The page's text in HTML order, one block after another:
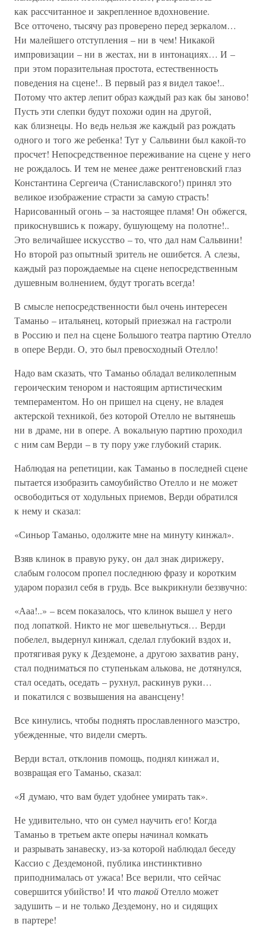
как рассчитанное и закрепленное вдохновение.
Все отточено, тысячу раз проверено перед зеркалом…
Ни малейшего отступления – ни в чем! Никакой
импровизации – ни в жестах, ни в интонациях… И –
при этом поразительная простота, естественность
поведения на сцене!.. В первый раз я видел такое!..
Потому что актер лепит образ каждый раз как бы заново!
Пусть эти слепки будут похожи один на другой,
как близнецы. Но ведь нельзя же каждый раз рождать
одного и того же ребенка! Тут у Сальвини был какой-то
просчет! Непосредственное переживание на сцене у него
не рождалось. И тем не менее даже рентгеновский глаз
Константина Сергеича (Станиславского!) принял это
великое изображение страсти за самую страсть!
Нарисованный огонь – за настоящее пламя! Он обжегся,
прикоснувшись к пожару, бушующему на полотне!..
Это величайшее искусство – то, что дал нам Сальвини!
Но второй раз опытный зритель не ошибется. А слезы,
каждый раз порождаемые на сцене непосредственным
душевным волнением, будут трогать всегда!
В смысле непосредственности был очень интересен
Таманьо – итальянец, который приезжал на гастроли
в Россию и пел на сцене Большого театра партию Отелло
в опере Верди. О, это был превосходный Отелло!
Надо вам сказать, что Таманьо обладал великолепным
героическим тенором и настоящим артистическим
темпераментом. Но он пришел на сцену, не владея
актерской техникой, без которой Отелло не вытянешь
ни в драме, ни в опере. А вокальную партию проходил
с ним сам Верди – в ту пору уже глубокий старик.
Наблюдая на репетиции, как Таманьо в последней сцене
пытается изобразить самоубийство Отелло и не может
освободиться от ходульных приемов, Верди обратился
к нему и сказал:
«Синьор Таманьо, одолжите мне на минуту кинжал».
Взяв клинок в правую руку, он дал знак дирижеру,
слабым голосом пропел последнюю фразу и коротким
ударом поразил себя в грудь. Все выкрикнули беззвучно:
«Ааа!..» – всем показалось, что клинок вышел у него
под лопаткой. Никто не мог шевельнуться… Верди
побелел, выдернул кинжал, сделал глубокий вздох и,
протягивая руку к Дездемоне, а другою захватив рану,
стал подниматься по ступенькам алькова, не дотянулся,
стал оседать, оседать – рухнул, раскинув руки…
и покатился с возвышения на авансцену!
Все кинулись, чтобы поднять прославленного маэстро,
убежденные, что видели смерть.
Верди встал, отклонив помощь, поднял кинжал и,
возвращая его Таманьо, сказал:
«Я думаю, что вам будет удобнее умирать так».
Не удивительно, что он сумел научить его! Когда
Таманьо в третьем акте оперы начинал комкать
и разрывать занавеску, из-за которой наблюдал беседу
Кассио с Дездемоной, публика инстинктивно
приподнималась от ужаса! Все верили, что сейчас
совершится убийство! И чтотакойОтелло может
задушить – и не только Дездемону, но и сидящих
в партере!